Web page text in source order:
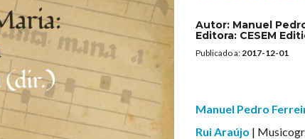
Autor: Manuel
Editora: CESEM
Publicado a: 2017-12-01
Manuel Pedro
Rui Araújo |